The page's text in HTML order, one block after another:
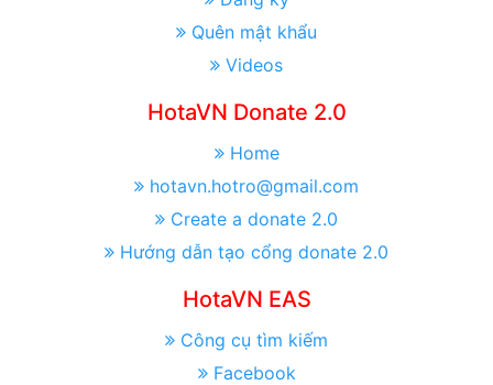
Quên mật khẩu
Videos
HotaVN Donate 2.0
Home
hotavn.hotro@gmail.com
Create a donate 2.0
Hướng dẫn tạo cổng donate 2.0
HotaVN EAS
Công cụ tìm kiếm
Facebook